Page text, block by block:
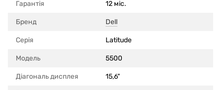
Гарантія 12 міс.
Бренд Dell
Серія Latitude
Модель 5500
Діагональ дисплея 15,6"